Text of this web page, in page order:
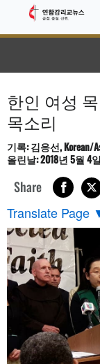
한인 여성
목소리
기록: 김응선, Korean/
올린날: 2018년 5월 4
Share
Translate Page